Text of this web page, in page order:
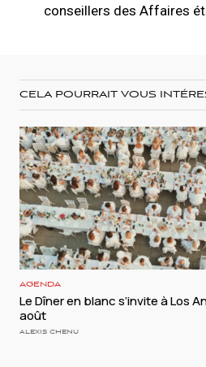
conseillers des Affaires
CELA POURRAIT VOUS
AGENDA
Le Dîner en blanc s’invite à Los
août
ALEXIS CHENU